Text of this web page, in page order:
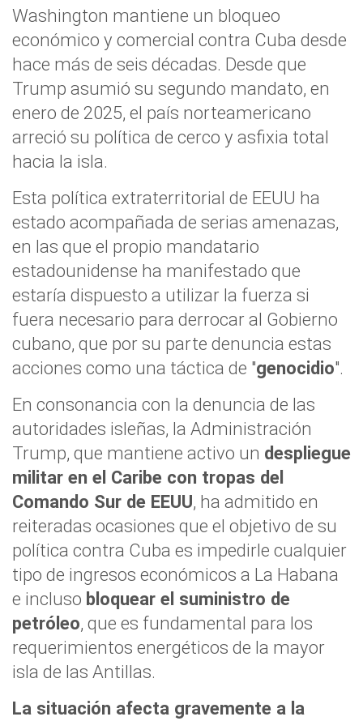
Washington mantiene un bloqueo
económico y comercial contra Cuba desde
hace más de seis décadas. Desde que
Trump asumió su segundo mandato, en
enero de 2025, el país norteamericano
arreció su política de cerco y asfixia total
hacia la isla.
Esta política extraterritorial de EEUU ha
estado acompañada de serias amenazas,
en las que el propio mandatario
estadounidense ha manifestado que
estaría dispuesto a utilizar la fuerza si
fuera necesario para derrocar al Gobierno
cubano, que por su parte denuncia estas
acciones como una táctica de "genocidio".
En consonancia con la denuncia de las
autoridades isleñas, la Administración
Trump, que mantiene activo un despliegue
militar en el Caribe con tropas del
Comando Sur de EEUU, ha admitido en
reiteradas ocasiones que el objetivo de su
política contra Cuba es impedirle cualquier
tipo de ingresos económicos a La Habana
e incluso bloquear el suministro de
petróleo, que es fundamental para los
requerimientos energéticos de la mayor
isla de las Antillas.
La situación afecta gravemente a la